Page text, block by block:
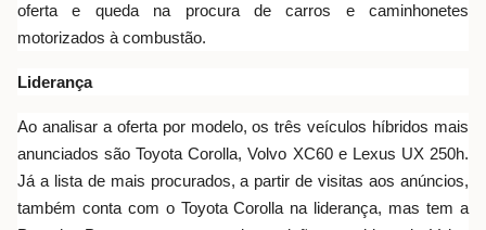
oferta e queda na procura de carros e caminhonetes
motorizados à combustão.
Liderança
Ao analisar a oferta por modelo, os três veículos híbridos mais
anunciados são Toyota Corolla, Volvo XC60 e Lexus UX 250h.
Já a lista de mais procurados, a partir de visitas aos anúncios,
também conta com o Toyota Corolla na liderança, mas tem a